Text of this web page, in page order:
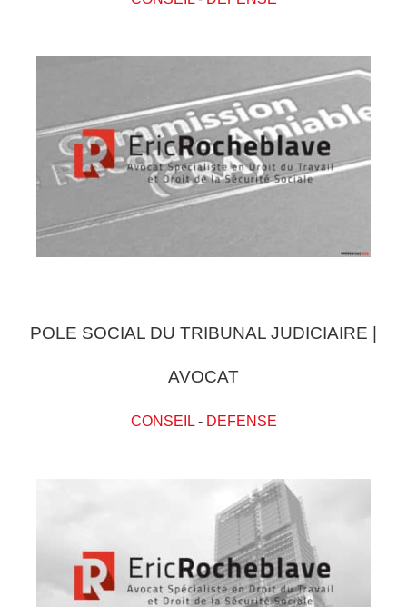
POLE SOCIAL DU TRIBUNAL JUDICIAIRE |
AVOCAT
CONSEIL- DEFENSE